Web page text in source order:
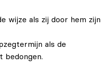
wijze als zij door hem zijn
als de
bedongen.